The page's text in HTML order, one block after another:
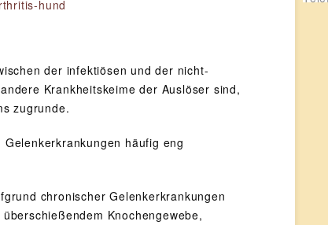
der infektiösen und der nicht-
Krankheitskeime der Auslöser sind,
zugrunde.
häufig eng
chronischer Gelenkerkrankungen
Knochengewebe,